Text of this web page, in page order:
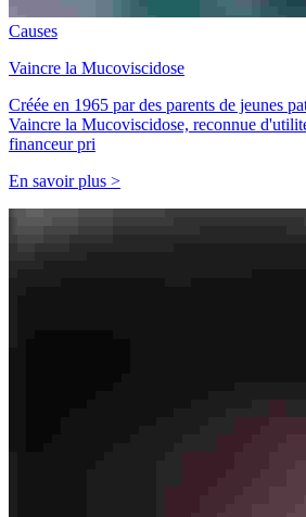
Causes
Vaincre la Mucoviscidose
Créée en 1965 par des parents de jeunes
Vaincre la Mucoviscidose, reconnue
financeur pri
En savoir plus >